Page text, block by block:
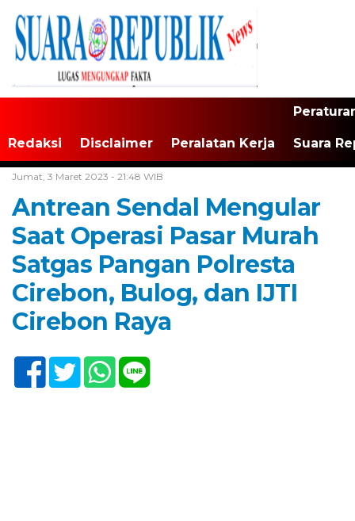
Redaksi Disclaimer Peralatan Kerja Suara
Jumat, 3 Maret 2023 - 21:48 WIB
Antrean Sendal Mengular
Saat Operasi Pasar Murah
Satgas Pangan Polresta
Cirebon, Bulog, dan IJTI
Cirebon Raya